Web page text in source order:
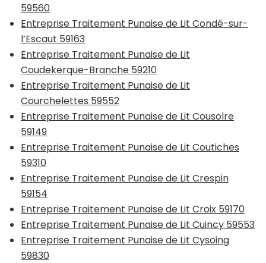
59560
Entreprise Traitement Punaise de Lit Condé-sur-
l’Escaut 59163
Entreprise Traitement Punaise de Lit
Coudekerque-Branche 59210
Entreprise Traitement Punaise de Lit
Courchelettes 59552
Entreprise Traitement Punaise de Lit Cousolre
59149
Entreprise Traitement Punaise de Lit Coutiches
59310
Entreprise Traitement Punaise de Lit Crespin
59154
Entreprise Traitement Punaise de Lit Croix 59170
Entreprise Traitement Punaise de Lit Cuincy 59553
Entreprise Traitement Punaise de Lit Cysoing
59830